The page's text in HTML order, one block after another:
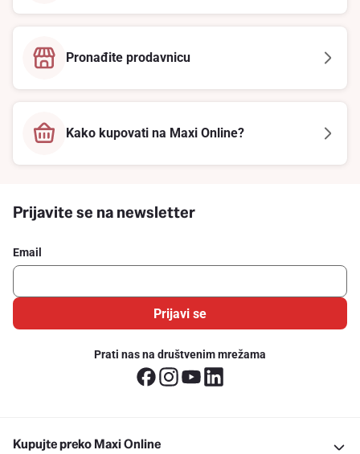
Pronađite prodavnicu
Kako kupovati na Maxi Online?
Prijavite se na newsletter
Email
Prijavi se
Prati nas na društvenim mrežama
Kupujte preko Maxi Online